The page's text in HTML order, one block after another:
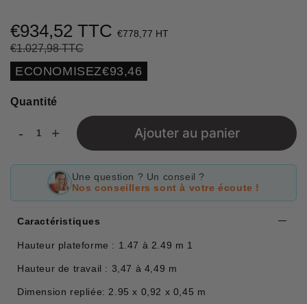
€934,52 TTC €778,77 HT
€1.027,98 TTC
régulier
réduit
Unit
price
ECONOMISEZ€93,46
Quantité
- + Ajouter au panier
Une question ? Un conseil ?
Nos conseillers sont à votre écoute !
Caractéristiques
Hauteur plateforme : 1.47 à 2.49 m 1
Hauteur de travail : 3,47 à 4,49 m
Dimension repliée: 2.95 x 0,92 x 0,45 m